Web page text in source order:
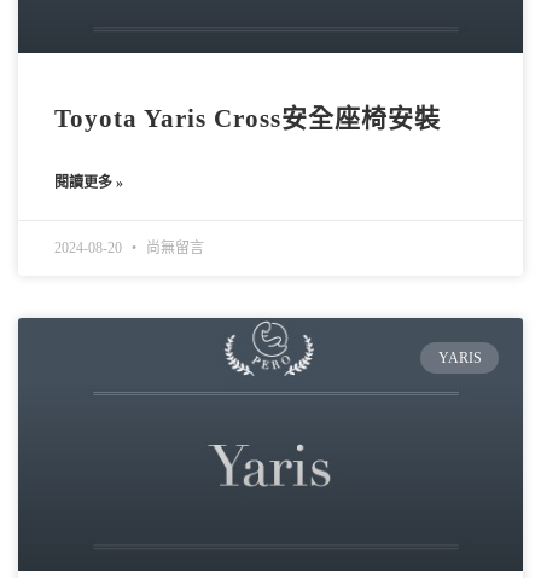
Toyota Yaris Cross安全座椅安裝
閱讀更多 »
2024-08-20 尚無留言
YARIS